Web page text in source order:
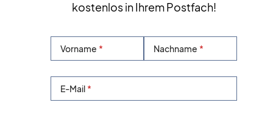
kostenlos in Ihrem Postfach!
Vorname Nachname
E-Mail